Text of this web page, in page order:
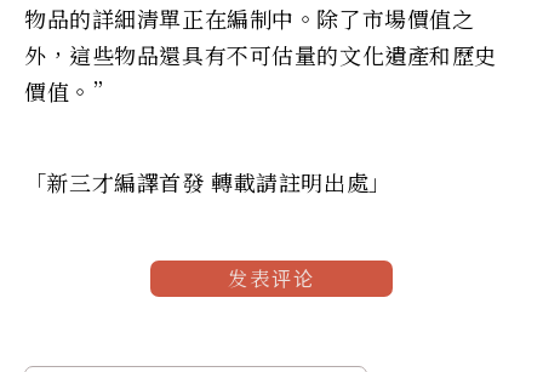
物品的詳細清單正在編制中。除了市場價值之
外，這些物品還具有不可估量的文化遺產和歷史
價值。”
「新三才編譯首發 轉載請註明出處」
发表评论